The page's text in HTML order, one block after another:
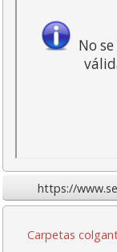
No
https://
Carpetas